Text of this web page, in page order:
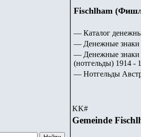
Fischlham
— Каталог
— Денежные знаки
— Денежные знаки
(нотгельды) 1914 -
— Нотгельды
KK#
Gemeinde